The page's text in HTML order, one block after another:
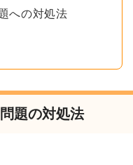
への対処法
題の対処法